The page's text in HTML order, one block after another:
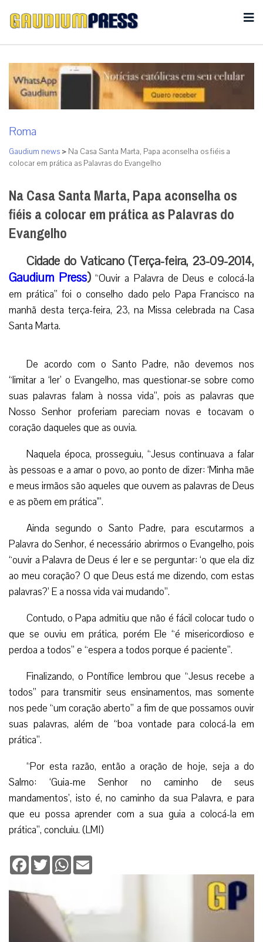
Roma
Gaudium news > Na Casa Santa Marta, Papa aconselha os fiéis a
colocar em prática as Palavras do Evangelho
Na Casa Santa Marta, Papa aconselha os
fiéis a colocar em prática as Palavras do
Evangelho
Cidade do Vaticano (Terça-feira, 23-09-2014,
Gaudium Press) “Ouvir a Palavra de Deus e colocá-la
em prática” foi o conselho dado pelo Papa Francisco na
manhã desta terça-feira, 23, na Missa celebrada na Casa
Santa Marta.
De acordo com o Santo Padre, não devemos nos
“limitar a ‘ler’ o Evangelho, mas questionar-se sobre como
suas palavras falam à nossa vida”, pois as palavras que
Nosso Senhor proferiam pareciam novas e tocavam o
coração daqueles que as ouvia.
Naquela época, prosseguiu, “Jesus continuava a falar
às pessoas e a amar o povo, ao ponto de dizer: ‘Minha mãe
e meus irmãos são aqueles que ouvem as palavras de Deus
e as põem em prática'”.
Ainda segundo o Santo Padre, para escutarmos a
Palavra do Senhor, é necessário abrirmos o Evangelho, pois
“ouvir a Palavra de Deus é ler e se perguntar: ‘o que ela diz
ao meu coração? O que Deus está me dizendo, com estas
palavras?’ E a nossa vida vai mudando”.
Contudo, o Papa admitiu que não é fácil colocar tudo o
que se ouviu em prática, porém Ele “é misericordioso e
perdoa a todos” e “espera a todos porque é paciente”.
Finalizando, o Pontífice lembrou que “Jesus recebe a
todos” para transmitir seus ensinamentos, mas somente
nos pede “um coração aberto” a fim de que possamos ouvir
suas palavras, além de “boa vontade para colocá-la em
prática”.
“Por esta razão, então a oração de hoje, seja a do
Salmo: ‘Guia-me Senhor no caminho de seus
mandamentos’, isto é, no caminho da sua Palavra, e para
que eu possa aprender com a sua guia a colocá-la em
prática”, concluiu. (LMI)
Facebook
TwitterWhatsApp